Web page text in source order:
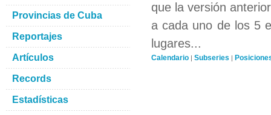
que la versión
a cada uno de los 5
lugares...
Calendario | Subseries |
Provincias de Cuba
Reportajes
Artículos
Records
Estadísticas